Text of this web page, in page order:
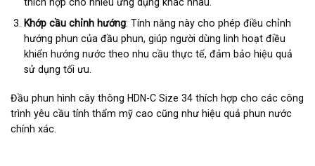
Khớp cầu chỉnh hướng: Tính năng này cho phép điều chỉnh
hướng phun của đầu phun, giúp người dùng linh hoạt điều
khiển hướng nước theo nhu cầu thực tế, đảm bảo hiệu quả
sử dụng tối ưu.
Đầu phun hình cây thông HDN-C Size 34 thích hợp cho các công
trình yêu cầu tính thẩm mỹ cao cũng như hiệu quả phun nước
chính xác.